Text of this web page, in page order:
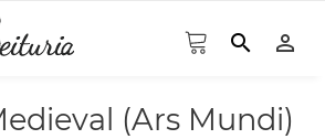
search person_outline
(Ars Mundi)